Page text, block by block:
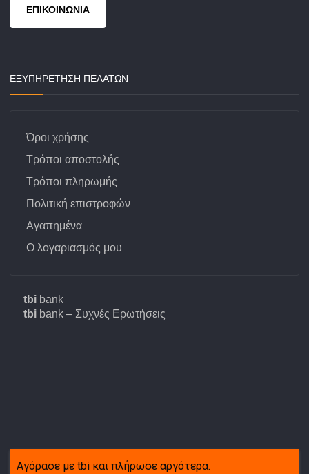
ΕΠΙΚΟΙΝΩΝΙΑ
ΕΞΥΠΗΡΕΤΗΣΗ ΠΕΛΑΤΩΝ
Όροι χρήσης
Τρόποι αποστολής
Τρόποι πληρωμής
Πολιτική επιστροφών
Αγαπημένα
Ο λογαριασμός μου
tbi bank
tbi bank – Συχνές Ερωτήσεις
Αγόρασε με tbi και πλήρωσε αργότερα.